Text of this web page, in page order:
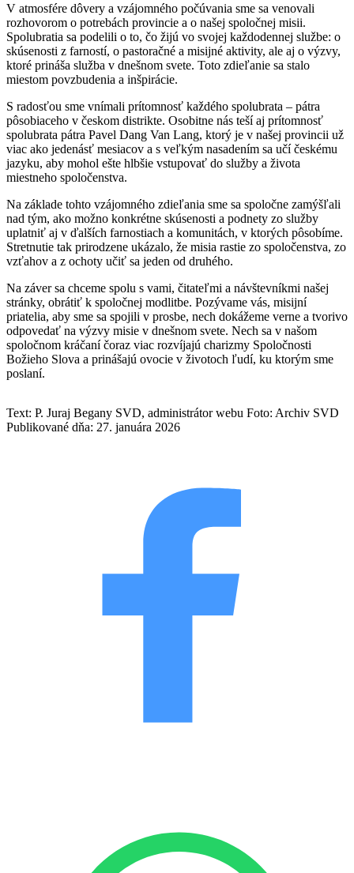
V atmosfére dôvery a vzájomného počúvania sme sa venovali
rozhovorom o potrebách provincie a o našej spoločnej misii.
Spolubratia sa podelili o to, čo žijú vo svojej každodennej službe: o
skúsenosti z farností, o pastoračné a misijné aktivity, ale aj o výzvy,
ktoré prináša služba v dnešnom svete. Toto zdieľanie sa stalo
miestom povzbudenia a inšpirácie.
S radosťou sme vnímali prítomnosť každého spolubrata – pátra
pôsobiaceho v českom distrikte. Osobitne nás teší aj prítomnosť
spolubrata pátra Pavel Dang Van Lang, ktorý je v našej provincii už
viac ako jedenásť mesiacov a s veľkým nasadením sa učí českému
jazyku, aby mohol ešte hlbšie vstupovať do služby a života
miestneho spoločenstva.
Na základe tohto vzájomného zdieľania sme sa spoločne zamýšľali
nad tým, ako možno konkrétne skúsenosti a podnety zo služby
uplatniť aj v ďalších farnostiach a komunitách, v ktorých pôsobíme.
Stretnutie tak prirodzene ukázalo, že misia rastie zo spoločenstva, zo
vzťahov a z ochoty učiť sa jeden od druhého.
Na záver sa chceme spolu s vami, čitateľmi a návštevníkmi našej
stránky, obrátiť k spoločnej modlitbe. Pozývame vás, misijní
priatelia, aby sme sa spojili v prosbe, nech dokážeme verne a tvorivo
odpovedať na výzvy misie v dnešnom svete. Nech sa v našom
spoločnom kráčaní čoraz viac rozvíjajú charizmy Spoločnosti
Božieho Slova a prinášajú ovocie v životoch ľudí, ku ktorým sme
poslaní.
Text: P. Juraj Begany SVD, administrátor webu Foto: Archiv SVD
Publikované dňa: 27. januára 2026